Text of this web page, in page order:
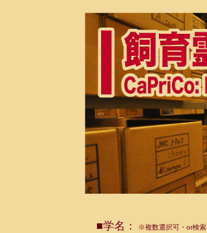
■学名： ※複数選択可・or検索